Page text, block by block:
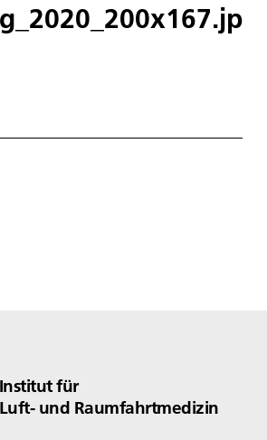
Institut für
Luft- und Raumfahrtmedizin